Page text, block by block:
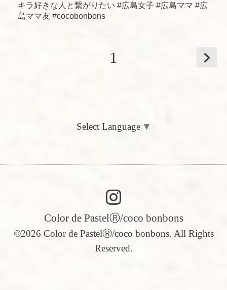
キラ好きな人と繋がりたい #広島女子 #広島ママ #広
島ママ友 #cocobonbons
1
Select Language ▼
Color de PastelⓇ/coco bonbons
©2026 Color de PastelⓇ/coco bonbons. All Rights
Reserved.